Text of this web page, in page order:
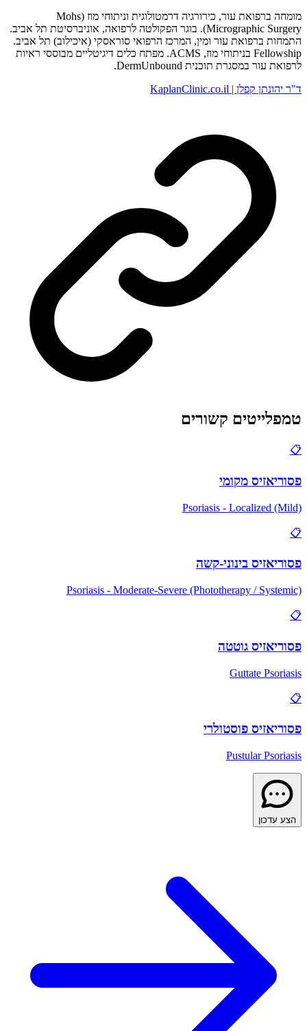
מומחה ברפואת עור, כירורגיה דרמטולוגית וניתוחי מוז (Mohs
Micrographic Surgery). בוגר הפקולטה לרפואה, אוניברסיטת תל אביב.
התמחות ברפואת עור ומין, המרכז הרפואי סוראסקי (איכילוב) תל אביב.
Fellowship בניתוחי מוז, ACMS. מפתח כלים דיגיטליים מבוססי ראיות
לרפואת עור במסגרת תוכנית DermUnbound.
ד"ר יהונתן קפלן | KaplanClinic.co.il
טמפלייטים קשורים
📋
פסוריאזיס מקומי
Psoriasis - Localized (Mild)
📋
פסוריאזיס בינוני-קשה
Psoriasis - Moderate-Severe (Phototherapy / Systemic)
📋
פסוריאזיס גוטטה
Guttate Psoriasis
📋
פסוריאזיס פוסטולרי
Pustular Psoriasis
הצע עדכון